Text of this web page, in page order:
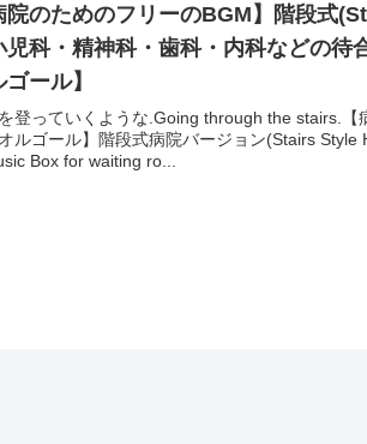
院のためのフリーのBGM】階段式
児科・精神科・歯科・内科などの待
ール】
登っていくような.Going through the stairs.【
ルゴール】階段式病院バージョン(Stairs Style
Box for waiting ro...